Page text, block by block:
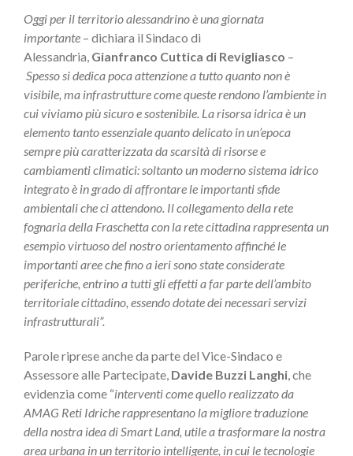
Oggi per il territorio alessandrino è una giornata
importante – dichiara il Sindaco di
Alessandria, Gianfranco Cuttica di Revigliasco –
Spesso si dedica poca attenzione a tutto quanto non è
visibile, ma infrastrutture come queste rendono l’ambiente in
cui viviamo più sicuro e sostenibile. La risorsa idrica è un
elemento tanto essenziale quanto delicato in un’epoca
sempre più caratterizzata da scarsità di risorse e
cambiamenti climatici: soltanto un moderno sistema idrico
integrato è in grado di affrontare le importanti sfide
ambientali che ci attendono. Il collegamento della rete
fognaria della Fraschetta con la rete cittadina rappresenta un
esempio virtuoso del nostro orientamento affinché le
importanti aree che fino a ieri sono state considerate
periferiche, entrino a tutti gli effetti a far parte dell’ambito
territoriale cittadino, essendo dotate dei necessari servizi
infrastrutturali”.
Parole riprese anche da parte del Vice-Sindaco e
Assessore alle Partecipate, Davide Buzzi Langhi, che
evidenzia come “interventi come quello realizzato da
AMAG Reti Idriche rappresentano la migliore traduzione
della nostra idea di Smart Land, utile a trasformare la nostra
area urbana in un territorio intelligente, in cui le tecnologie